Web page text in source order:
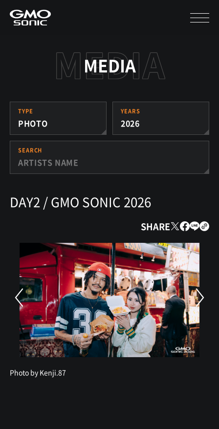
MEDIA
TYPE
PHOTO
YEARS
2026
SEARCH
DAY2 / GMO SONIC 2026
SHARE
Photo by Kenji.87